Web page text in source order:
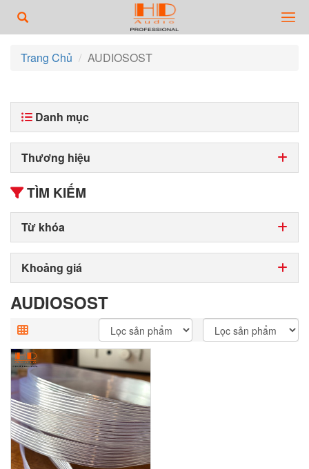
Trang Chủ AUDIOSOST
Danh mục
Thương hiệu
TÌM KIẾM
Từ khóa
Khoảng giá
AUDIOSOST